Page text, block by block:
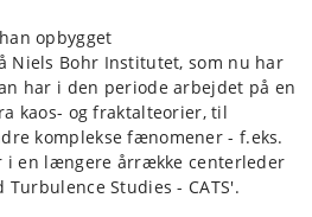
opbygget
Niels Bohr Institutet, som nu har
har i den periode arbejdet på en
kaos- og fraktalteorier, til
komplekse fænomener - f.eks.
i en længere årrække centerleder
Studies - CATS'.